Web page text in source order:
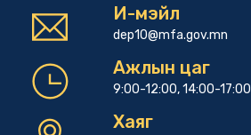
И-мэйл
dep10@mfa.gov.mn
Ажлын цаг
9:00-12:00, 14:00-17:00
Хаяг